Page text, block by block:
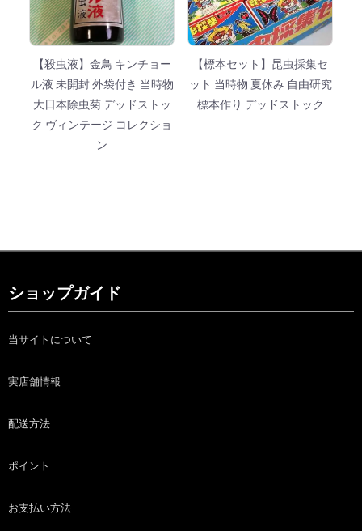
【殺虫液】金鳥 キンチョー
ル液 未開封 外袋付き 当時物
大日本除虫菊 デッドストッ
ク ヴィンテージ コレクショ
ン
【標本セット】昆虫採集セ
ット 当時物 夏休み 自由研究
標本作り デッドストック
ショップガイド
当サイトについて
実店舗情報
配送方法
ポイント
お支払い方法